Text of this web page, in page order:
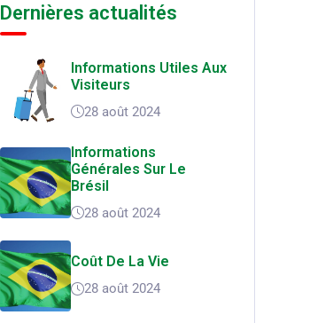
Dernières actualités
Informations Utiles Aux
Visiteurs
28 août 2024
Informations
Générales Sur Le
Brésil
28 août 2024
Coût De La Vie
28 août 2024